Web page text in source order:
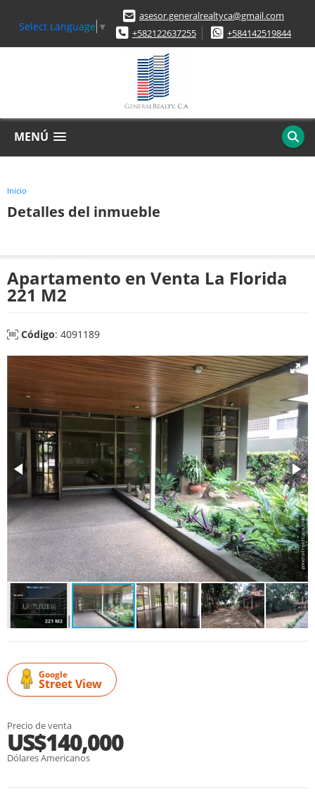
Select Language ▼
asesor.generalrealtyca@gmail.com
+582122637255
+584142519844
MENÚ
Inicio
Detalles del inmueble
Apartamento en Venta La Florida
221 M2
Código: 4091189
Google
Street View
Precio de venta
US$140,000
Dólares Americanos